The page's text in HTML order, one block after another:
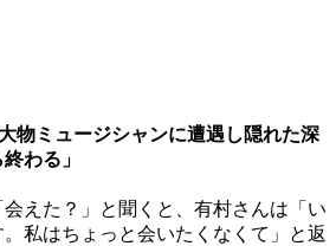
物ミュージシャンに遭遇し隠れた深
わる」
えた？」と聞くと、有村さんは「い
私はちょっと会いたくなくて」と返